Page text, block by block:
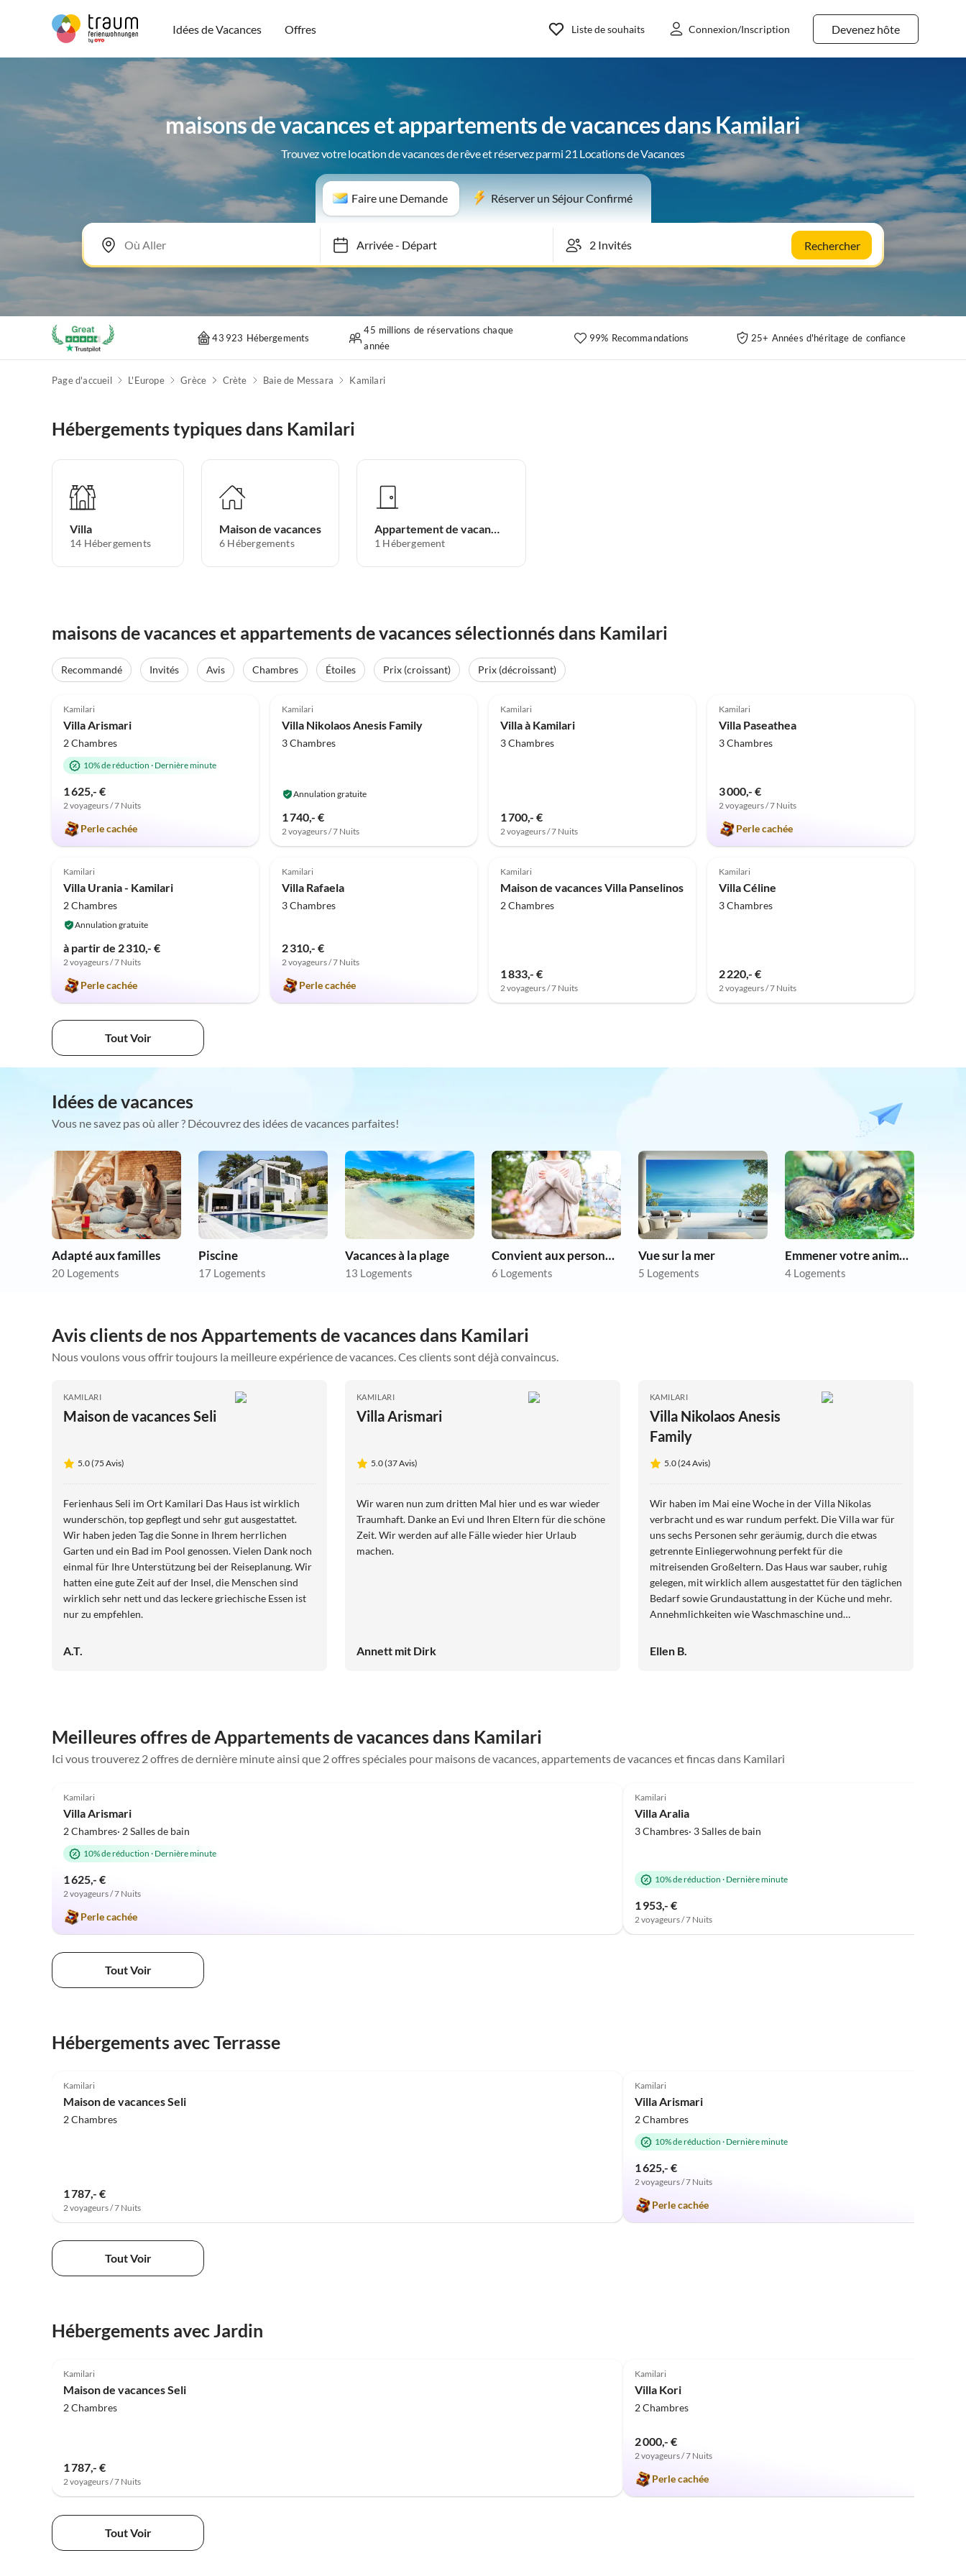
Idées de Vacances Offres Devenez hôte
Liste de souhaits Connexion/Inscription
maisons de vacances et appartements de vacances dans Kamilari
Trouvez votre location de vacances de rêve et réservez parmi 21 Locations de Vacances
Faire une Demande Réserver un Séjour Confirmé
Arrivée-Départ Rechercher
43 923 Hébergements
45 millions de réservations chaque
année
99% Recommandations 25+ Années d'héritage de confiance
Page d'accueil L'Europe Grèce Crète Baie de Messara Kamilari
Hébergements typiques dans Kamilari
Villa
14 Hébergements
Maison de vacances
6 Hébergements
Appartement de vacances
1 Hébergement
maisons de vacances et appartements de vacances sélectionnés dans Kamilari
Recommandé Invités Avis Chambres Étoiles Prix (croissant)
Prix (décroissant)
Kamilari
Villa Arismari
2 Chambres
10% de réduction · Dernière minute
1 625,- €
2 voyageurs / 7 Nuits
Perle cachée
Kamilari
Villa Nikolaos Anesis Family
3 Chambres
Annulation gratuite
1 740,- €
2 voyageurs / 7 Nuits
Kamilari
Villa à Kamilari
3 Chambres
1 700,- €
2 voyageurs / 7 Nuits
Kamilari
Villa Paseathea
3 Chambres
3 000,- €
2 voyageurs / 7 Nuits
Perle cachée
5.0 (3)
Kamilari
Villa Urania - Kamilari
2 Chambres
Annulation gratuite
à partir de 2 310,- €
2 voyageurs / 7 Nuits
Perle cachée
5.0 (2)
Kamilari
Villa Rafaela
3 Chambres
2 310,- €
2 voyageurs / 7 Nuits
Perle cachée
Annonce
Kamilari
Maison de vacances Villa Panselinos
2 Chambres
1 833,- €
2 voyageurs / 7 Nuits
Kamilari
Villa Céline
3 Chambres
2 220,- €
2 voyageurs / 7 Nuits
Tout Voir
Idées de vacances
Vous ne savez pas où aller ? Découvrez des idées de vacances parfaites!
Adapté aux familles
20 Logements
Piscine
17 Logements
Vacances à la plage
13 Logements
Convient aux personnes allergiques
6 Logements
Vue sur la mer
5 Logements
Emmener votre animal en vacances
4 Logements
Avis clients de nos Appartements de vacances dans Kamilari
Nous voulons vous offrir toujours la meilleure expérience de vacances. Ces clients sont déjà convaincus.
KAMILARI
Maison de vacances Seli
5.0 (75 Avis)
Ferienhaus Seli im Ort Kamilari Das Haus ist wirklich
wunderschön, top gepflegt und sehr gut ausgestattet.
Wir haben jeden Tag die Sonne in Ihrem herrlichen
Garten und ein Bad im Pool genossen. Vielen Dank noch
einmal für Ihre Unterstützung bei der Reiseplanung. Wir
hatten eine gute Zeit auf der Insel, die Menschen sind
wirklich sehr nett und das leckere griechische Essen ist
nur zu empfehlen.
A.T.
KAMILARI
Villa Arismari
5.0 (37 Avis)
Wir waren nun zum dritten Mal hier und es war wieder
Traumhaft. Danke an Evi und Ihren Eltern für die schöne
Zeit. Wir werden auf alle Fälle wieder hier Urlaub
machen.
Annett mit Dirk
KAMILARI
Villa Nikolaos Anesis
Family
5.0 (24 Avis)
Wir haben im Mai eine Woche in der Villa Nikolas
verbracht und es war rundum perfekt. Die Villa war für
uns sechs Personen sehr geräumig, durch die etwas
getrennte Einliegerwohnung perfekt für die
mitreisenden Großeltern. Das Haus war sauber, ruhig
gelegen, mit wirklich allem ausgestattet für den täglichen
Bedarf sowie Grundaustattung in der Küche und mehr.
Annehmlichkeiten wie Waschmaschine und
Außenbereich war ein Traum. Der Pool, vorallem mit
Ellen B.
Meilleures offres de Appartements de vacances dans Kamilari
Ici vous trouverez 2 offres de dernière minute ainsi que 2 offres spéciales pour maisons de vacances, appartements de vacances et fincas dans Kamilari
Kamilari
Villa Arismari
2 Chambres· 2 Salles de bain
10% de réduction · Dernière minute
1 625,- €
2 voyageurs / 7 Nuits
Perle cachée
Kamilari
Villa Aralia
3 Chambres· 3 Salles de bain
10% de réduction · Dernière minute
1 953,- €
2 voyageurs / 7 Nuits
Tout Voir
Hébergements avec Terrasse
Kamilari
Maison de vacances Seli
2 Chambres
1 787,- €
2 voyageurs / 7 Nuits
Kamilari
Villa Arismari
2 Chambres
10% de réduction · Dernière minute
1 625,- €
2 voyageurs / 7 Nuits
Perle cachée
Tout Voir
Hébergements avec Jardin
Kamilari
Maison de vacances Seli
2 Chambres
1 787,- €
2 voyageurs / 7 Nuits
Kamilari
Villa Kori
2 Chambres
2 000,- €
2 voyageurs / 7 Nuits
Perle cachée
Tout Voir